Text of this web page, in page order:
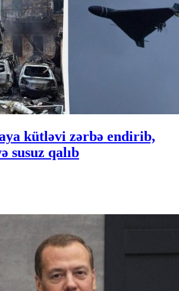
kütləvi zərbə endirib,
susuz qalıb